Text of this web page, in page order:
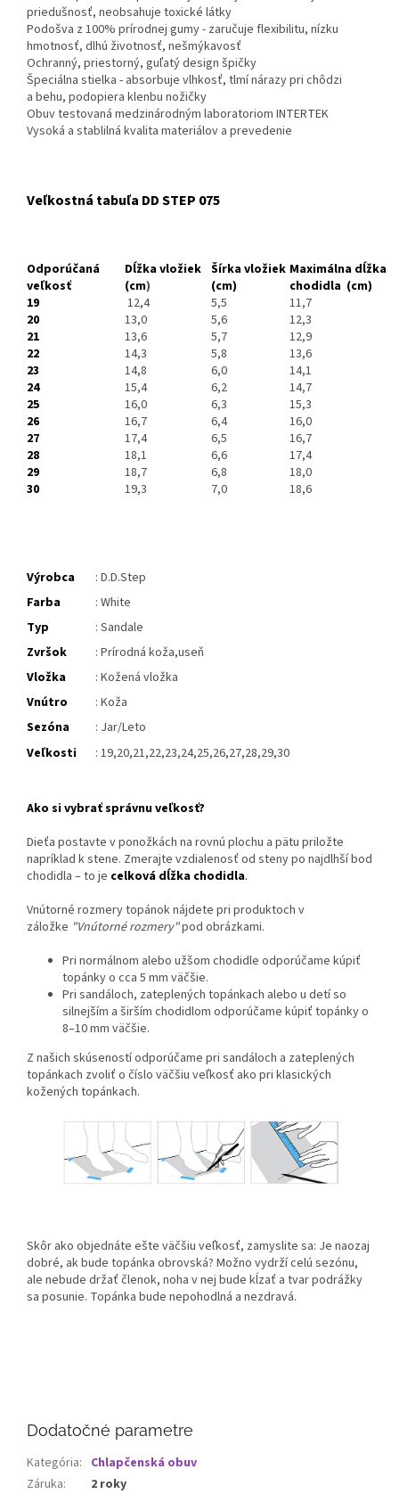
priedušnosť, neobsahuje toxické látky
Podošva z 100% prírodnej gumy - zaručuje flexibilitu, nízku
hmotnosť, dlhú životnosť, nešmýkavosť
Ochranný, priestorný, guľatý design špičky
Špeciálna stielka - absorbuje vlhkosť, tlmí nárazy pri chôdzi
a behu, podopiera klenbu nožičky
Obuv testovaná medzinárodným laboratoriom INTERTEK
Vysoká a stablilná kvalita materiálov a prevedenie
Veľkostná tabuľa DD STEP 075
Odporúčaná
veľkosť
19
20
21
22
23
24
25
26
27
28
29
30
Dĺžka vložiek
(cm)
12,4
13,0
13,6
14,3
14,8
15,4
16,0
16,7
17,4
18,1
18,7
19,3
Šírka vložiek
(cm)
5,5
5,6
5,7
5,8
6,0
6,2
6,3
6,4
6,5
6,6
6,8
7,0
Maximálna dĺžka
chodidla (cm)
11,7
12,3
12,9
13,6
14,1
14,7
15,3
16,0
16,7
17,4
18,0
18,6
Výrobca
: D.D.Step
Farba
: White
Typ
: Sandale
Zvršok
: Prírodná koža,useň
Vložka
: Kožená vložka
Vnútro
: Koža
Sezóna
: Jar/Leto
Veľkosti
: 19,20,21,22,23,24,25,26,27,28,29,30
Ako si vybrať správnu veľkosť?
Dieťa postavte v ponožkách na rovnú plochu a pätu priložte
napríklad k stene. Zmerajte vzdialenosť od steny po najdlhší bod
chodidla – to je celková dĺžka chodidla.
Vnútorné rozmery topánok nájdete pri produktoch v
záložke "Vnútorné rozmery"pod obrázkami.
Pri normálnom alebo užšom chodidle odporúčame kúpiť
topánky o cca 5 mm väčšie.
Pri sandáloch, zateplených topánkach alebo u detí so
silnejším a širším chodidlom odporúčame kúpiť topánky o
8–10 mm väčšie.
Z našich skúseností odporúčame pri sandáloch a zateplených
topánkach zvoliť o číslo väčšiu veľkosť ako pri klasických
kožených topánkach.
Skôr ako objednáte ešte väčšiu veľkosť, zamyslite sa: Je naozaj
dobré, ak bude topánka obrovská? Možno vydrží celú sezónu,
ale nebude držať členok, noha v nej bude kĺzať a tvar podrážky
sa posunie. Topánka bude nepohodlná a nezdravá.
Dodatočné parametre
Kategória: Chlapčenská obuv
Záruka:
2 roky